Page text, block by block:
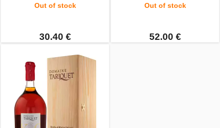
Out of stock
30.40 €
Out of stock
52.00 €